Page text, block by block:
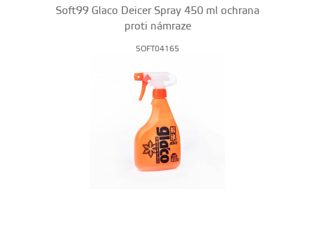
Soft99 Glaco Deicer Spray 450 ml ochrana
proti námraze
SOFT04165